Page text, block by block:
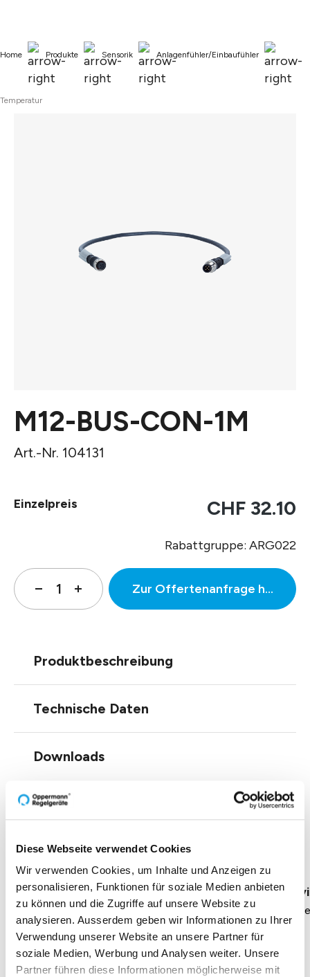
Diese Webseite verwendet Cookies
Wir verwenden Cookies, um Inhalte und Anzeigen zu
personalisieren, Funktionen für soziale Medien anbieten
zu können und die Zugriffe auf unsere Website zu
analysieren. Ausserdem geben wir Informationen zu Ihrer
Verwendung unserer Website an unsere Partner für
soziale Medien, Werbung und Analysen weiter. Unsere
Partner führen diese Informationen möglicherweise mit
Home Produkte Sensorik Anlagenfühler/Einbaufühler
Temperatur
M12-BUS-CON-1M
Art.-Nr. 104131
Einzelpreis CHF 32.10
Rabattgruppe: ARG022
Zur Offertenanfrage
Produktbeschreibung
Technische Daten
Downloads
Oppermann
Geschäftsführung Heike Dirmeier
Dauer 4 Minuten